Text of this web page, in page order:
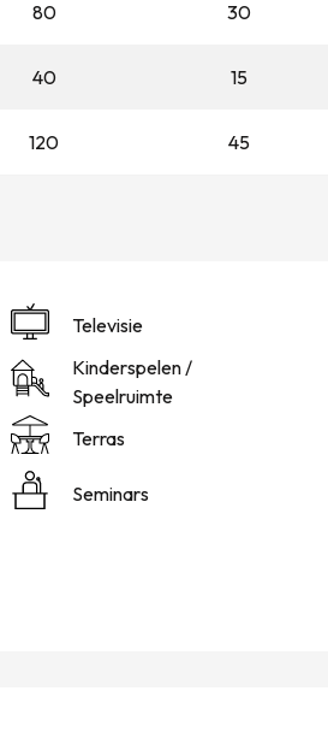
80 30
40 15
120 45
Televisie
Kinderspelen /
Speelruimte
Terras
Seminars